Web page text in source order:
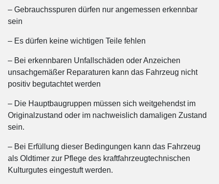
– Gebrauchsspuren dürfen nur angemessen erkennbar
sein
– Es dürfen keine wichtigen Teile fehlen
– Bei erkennbaren Unfallschäden oder Anzeichen
unsachgemäßer Reparaturen kann das Fahrzeug nicht
positiv begutachtet werden
– Die Hauptbaugruppen müssen sich weitgehendst im
Originalzustand oder im nachweislich damaligen Zustand
sein.
– Bei Erfüllung dieser Bedingungen kann das Fahrzeug
als Oldtimer zur Pflege des kraftfahrzeugtechnischen
Kulturgutes eingestuft werden.